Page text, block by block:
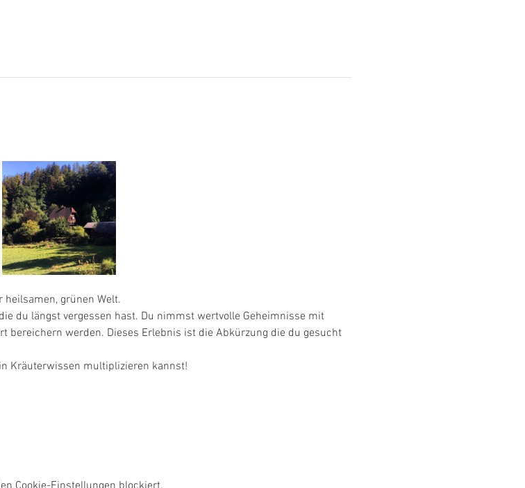
heilsamen, grünen Welt.
du längst vergessen hast. Du nimmst wertvolle Geheimnisse mit
bereichern werden. Dieses Erlebnis ist die Abkürzung die du gesucht
Kräuterwissen multiplizieren kannst!